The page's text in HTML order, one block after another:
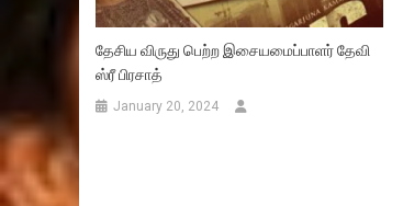
தேசிய விருது பெற்ற இசையமைப்பாளர் தேவி
ஸ்ரீ பிரசாத்
January 20, 2024